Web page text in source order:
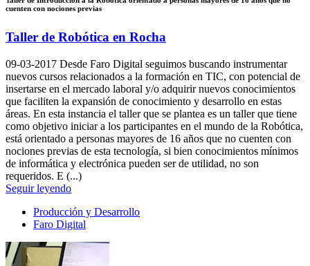
cuenten con nociones previas
Taller de Robótica en Rocha
09-03-2017 Desde Faro Digital seguimos buscando instrumentar
nuevos cursos relacionados a la formación en TIC, con potencial de
insertarse en el mercado laboral y/o adquirir nuevos conocimientos
que faciliten la expansión de conocimiento y desarrollo en estas
áreas. En esta instancia el taller que se plantea es un taller que tiene
como objetivo iniciar a los participantes en el mundo de la Robótica,
está orientado a personas mayores de 16 años que no cuenten con
nociones previas de esta tecnología, si bien conocimientos mínimos
de informática y electrónica pueden ser de utilidad, no son
requeridos. E (...)
Seguir leyendo
Producción y Desarrollo
Faro Digital